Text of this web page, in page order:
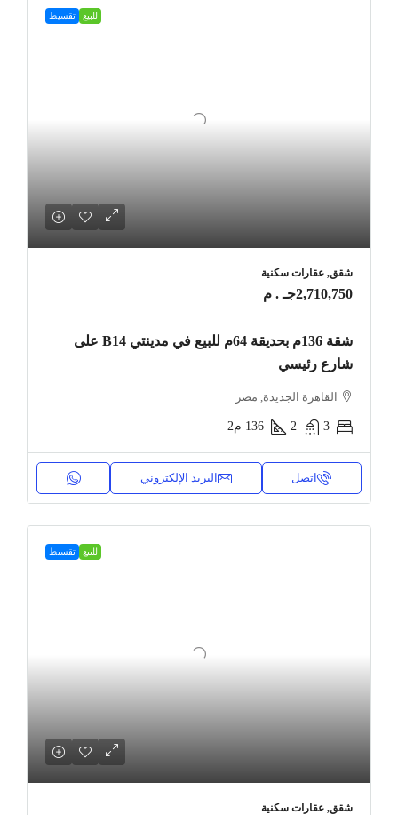
للبيع تقسيط
شقق, عقارات سكنية
2,710,750جـ . م
شقة 136م بحديقة 64م للبيع في مدينتي B14 على
شارع رئيسي
القاهرة الجديدة, مصر
3
2
136 م2
اتصل البريد الإلكتروني
للبيع تقسيط
شقق, عقارات سكنية